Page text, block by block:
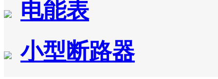
电能表
小型断路器